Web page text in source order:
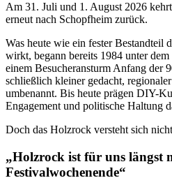
Am 31. Juli und 1. August 2026
erneut nach Schopfheim zurück.
Was heute wie ein fester Bestandteil
wirkt, begann bereits 1984 unter
einem Besucheransturm Anfang der
schließlich kleiner gedacht,
umbenannt. Bis heute prägen DIY-
Engagement und politische Haltung
Doch das Holzrock versteht sich
„Holzrock ist für uns längst
Festivalwochenende“